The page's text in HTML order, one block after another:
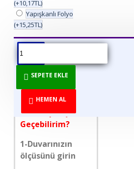
(+10,17TL)
Yapışkanlı Folyo
(+15,25TL)
SEPETE EKLE
HEMEN AL
ÜRÜN BILGISI ÜRÜN YORUMLARI
DİREKT ÜRETİCİDEN
TÜKETİCİYE!
Nasıl Sipariş
Geçebilirim?
1-Duvarınızın
ölçüsünü girin